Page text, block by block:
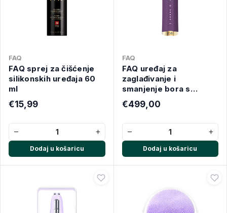
FAQ
FAQ sprej za čišćenje
silikonskih uređaja 60
ml
€15,99
− +
Dodaj u košaricu
FAQ
FAQ uređaj za
zaglađivanje i
smanjenje bora s
crvenim LED svjetlom
€499,00
− +
Dodaj u košaricu